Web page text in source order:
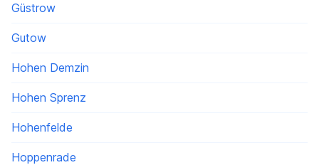
Güstrow
Gutow
Hohen Demzin
Hohen Sprenz
Hohenfelde
Hoppenrade